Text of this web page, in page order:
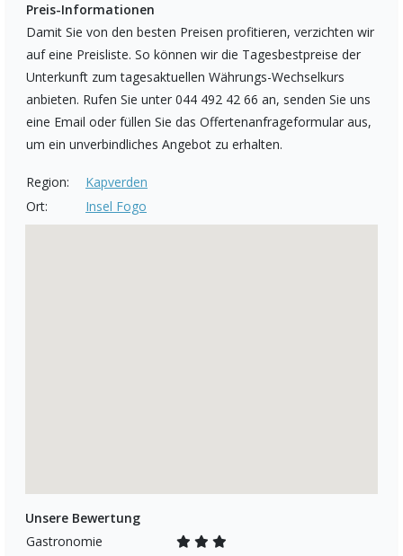
Preis-Informationen
Damit Sie von den besten Preisen profitieren, verzichten wir
auf eine Preisliste. So können wir die Tagesbestpreise der
Unterkunft zum tagesaktuellen Währungs-Wechselkurs
anbieten. Rufen Sie unter 044 492 42 66 an, senden Sie uns
eine Email oder füllen Sie das Offertenanfrageformular aus,
um ein unverbindliches Angebot zu erhalten.
Region:
Kapverden
Ort:
Insel Fogo
Unsere Bewertung
Gastronomie